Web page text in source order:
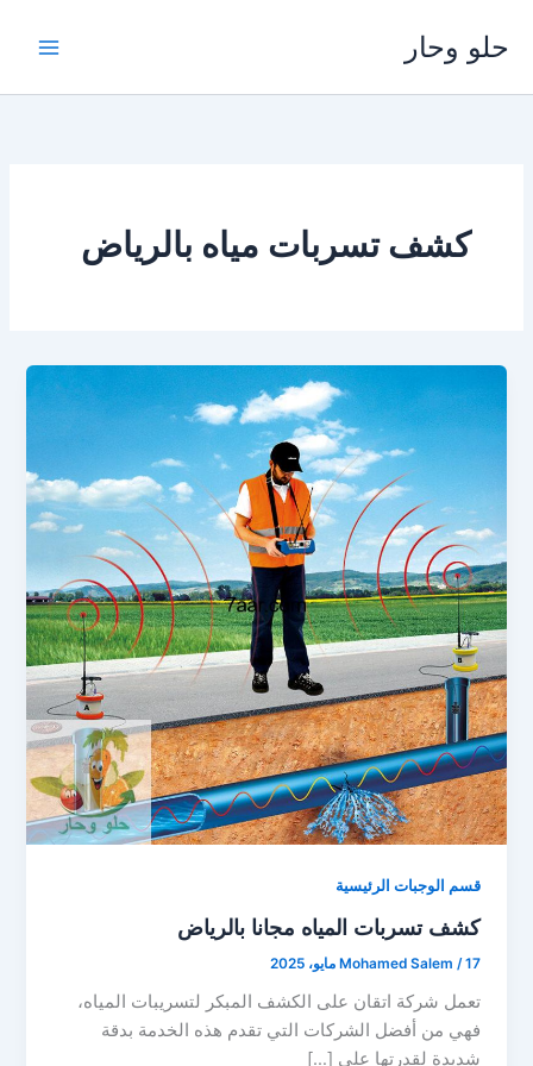
المحتوى
حلو وحار
كشف تسربات مياه بالرياض
قسم الوجبات الرئيسية
كشف تسربات المياه مجانا بالرياض
Mohamed Salem /17 مايو، 2025
تعمل شركة اتقان على الكشف المبكر لتسريبات المياه،
فهي من أفضل الشركات التي تقدم هذه الخدمة بدقة
شديدة لقدرتها على […]